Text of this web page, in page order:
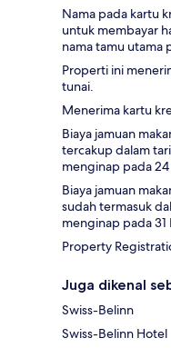
Nama pada kartu
untuk membayar
nama tamu utama
Properti ini
tunai.
Menerima kartu
Biaya jamuan
tercakup dalam
menginap pada
Biaya jamuan
sudah termasuk
menginap pada
Property
Juga dikenal
Swiss-Belinn
Swiss-Belinn Hotel